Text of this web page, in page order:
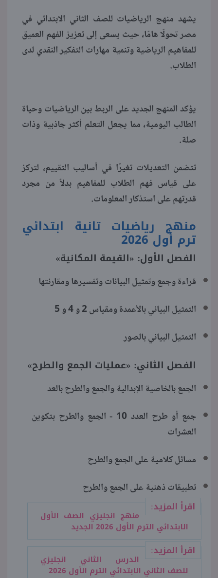
يشهد منهج الرياضيات للصف الثاني الابتدائي في
مصر تحولًا هامًا، حيث يسعى إلى تعزيز الفهم العميق
للمفاهيم الرياضية وتنمية مهارات التفكير النقدي لدى
الطلاب.
يؤكد المنهج الجديد على الربط بين الرياضيات وحياة
الطالب اليومية، مما يجعل التعلم أكثر جاذبية وذات
صلة.
تتضمن التعديلات تغيرًا في أساليب التقييم، لتركز
على قياس فهم الطلاب للمفاهيم بدلاً من مجرد
قدرتهم على استذكار المعلومات.
منهج رياضيات تانية ابتدائي
ترم أول 2026
الفصل الأول: «القيمة المكانية»
قراءة وجمع وتمثيل البيانات وتفسيرها ومقارنتها
التمثيل البياني بالأعمدة ومقياس 2 و 4 و 5
التمثيل البياني بالصور
الفصل الثاني: «عمليات الجمع والطرح»
الجمع بالخاصية الإبدالية والجمع والطرح بالعد
جمع أو طرح العدد 10 - الجمع والطرح بتكوين
العشرات
مسائل كلامية على الجمع والطرح
تطبيقات ذهنية على الجمع والطرح
اقرأ المزيد:
منهج انجليزي الصف الأول
الابتدائي الترم الأول 2026 الجديد
اقرأ المزيد:
الدرس الثاني انجليزي
للصف الثاني الابتدائي الترم الأول 2026